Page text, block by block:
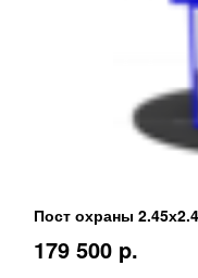
Пост охраны
179 500 p.